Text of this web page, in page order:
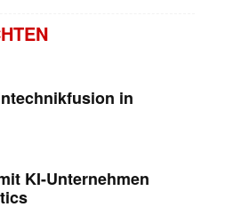
in
KI-Unternehmen